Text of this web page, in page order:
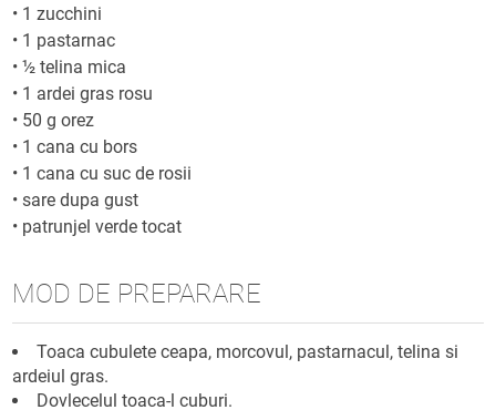
• 1 zucchini
• 1 pastarnac
•½ telina mica
• 1 ardei gras rosu
• 50 g orez
• 1 cana cu bors
• 1 cana cu suc de rosii
•sare dupa gust
• patrunjel verde tocat
MOD DE PREPARARE
Toaca cubulete ceapa, morcovul, pastarnacul, telina si
ardeiul gras.
Dovlecelul toaca-l cuburi.